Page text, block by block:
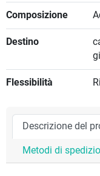
Composizione
Destino
Flessibilità
Descrizione del
Metodi di